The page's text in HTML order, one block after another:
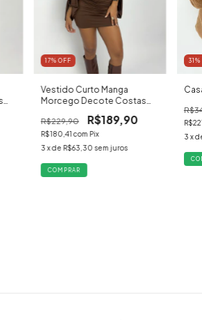
17% OFF
Vestido Curto Manga
Morcego Decote Costas
R$229,90 R$189,90
R$180,41com Pix
3 x de R$63,30 sem juros
COMPRAR
31 %
3 x